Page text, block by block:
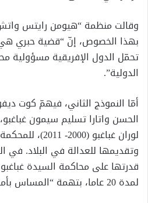
وقالت منظمة “هيومن رايتس
بهذا الخصوص، إنّ “قضية
تحمّل الدول الإفريقية مسؤولية
الدولية”.
أمّا النموذج الثاني، فيهمّ كوت
الحسن واتارا تسليم سيمون
لوران غباغبو
وتقديمها للعدالة في البلاد. في
قدرتها على محاكمة السيدة
لمدة 20 عاما، بتهمة “المساس بأمن الدولة”.